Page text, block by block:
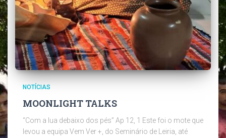
NOTÍCIAS
MOONLIGHT TALKS
“Com a lua debaixo dos pés” Ap 12, 1 Este foi o mote que
levou a equipa Vem Ver +, do Seminário de Leiria, até